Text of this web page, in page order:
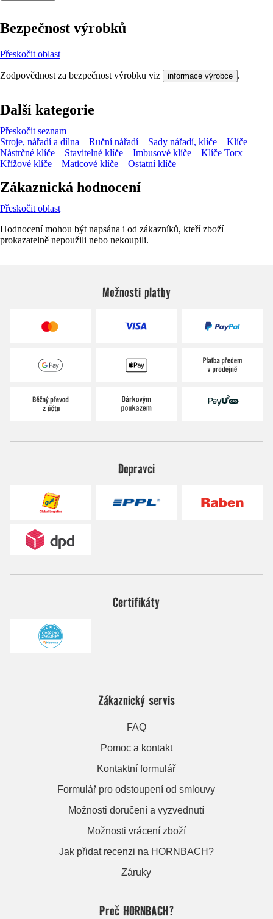
Bezpečnost výrobků
Přeskočit oblast
Zodpovědnost za bezpečnost výrobku viz informace výrobce .
Další kategorie
Přeskočit seznam
Stroje, nářadí a dílna
Ruční nářadí Sady nářadí, klíče
Klíče
Nástrčné klíče
Stavitelné klíče Imbusové klíče
Klíče Torx
Křížové klíče
Maticové klíče Ostatní klíče
Zákaznická hodnocení
Přeskočit oblast
Hodnocení mohou být napsána i od zákazníků, kteří zboží
prokazatelně nepoužili nebo nekoupili.
Možnosti platby
Dopravci
Certifikáty
Zákaznický servis
FAQ
Pomoc a kontakt
Kontaktní formulář
Formulář pro odstoupení od smlouvy
Možnosti doručení a vyzvednutí
Možnosti vrácení zboží
Jak přidat recenzi na HORNBACH?
Záruky
Proč HORNBACH?